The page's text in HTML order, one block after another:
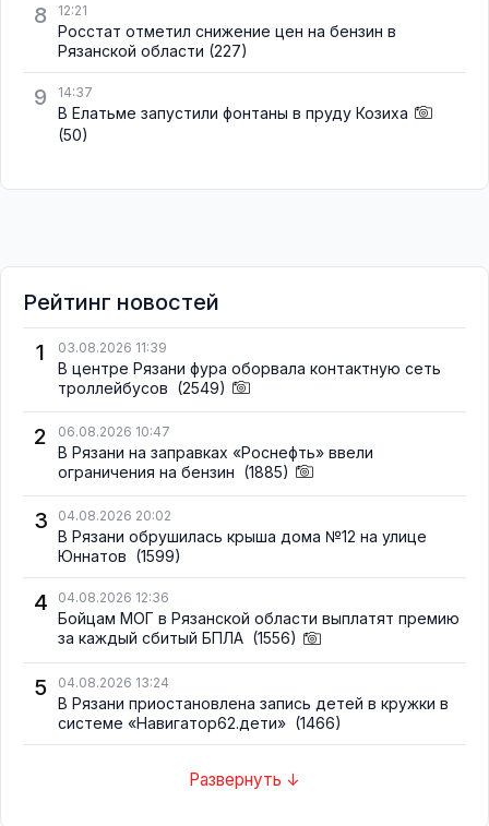
8 12:21
Росстат отметил снижение цен на бензин в
Рязанской области (227)
9 14:37
В Елатьме запустили фонтаны в пруду Козиха
(50)
Рейтинг новостей
1
03.08.2026 11:39
В центре Рязани фура оборвала контактную сеть
троллейбусов (2549)
2 06.08.2026 10:47
В Рязани на заправках «Роснефть» ввели
ограничения на бензин (1885)
3 04.08.2026 20:02
В Рязани обрушилась крыша дома №12 на улице
Юннатов (1599)
4 04.08.2026 12:36
Бойцам МОГ в Рязанской области выплатят премию
за каждый сбитый БПЛА (1556)
5 04.08.2026 13:24
В Рязани приостановлена запись детей в кружки в
системе «Навигатор62.дети» (1466)
Развернуть ↓